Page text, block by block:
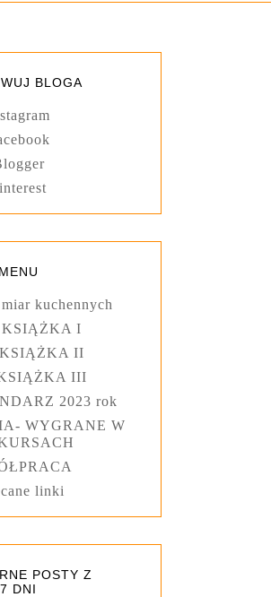
BLOGA
MENU
kuchennych
KSIĄŻKA I
II
III
2023 rok
WYGRANE W
linki
POSTY Z
7 DNI